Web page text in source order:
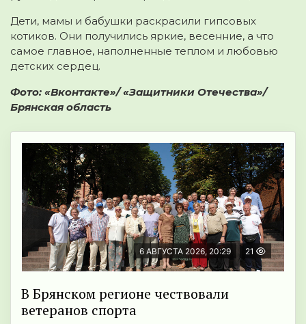
Дети, мамы и бабушки раскрасили гипсовых
котиков. Они получились яркие, весенние, а что
самое главное, наполненные теплом и любовью
детских сердец.
Фото: «Вконтакте»/ «Защитники Отечества»/
Брянская область
6 АВГУСТА 2026, 20:29 21
В Брянском регионе чествовали
ветеранов спорта